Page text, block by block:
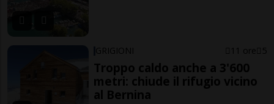
GRIGIONI 11 ore 5
Troppo caldo anche a 3'600
metri: chiude il rifugio vicino
al Bernina